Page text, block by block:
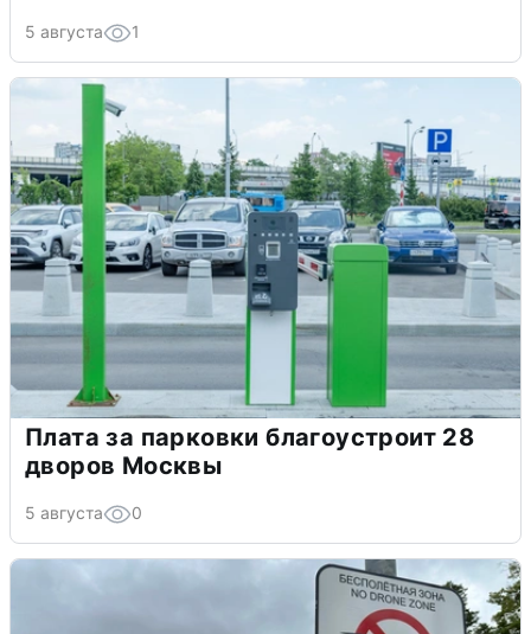
5 августа 1
Плата за парковки благоустроит 28
дворов Москвы
5 августа 0